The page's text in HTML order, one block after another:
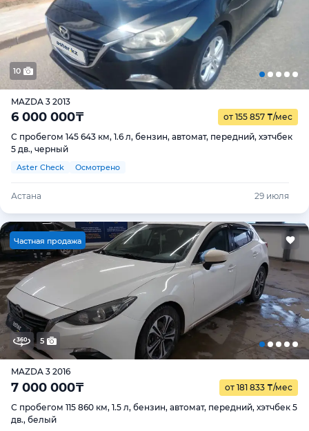
10
MAZDA 3 2013
6 000 000₸ от 155 857 ₸/мес
С пробегом 145 643 км, 1.6 л, бензин, автомат, передний, хэтчбек
5 дв., черный
Aster Check Осмотрено
Астана 29 июля
Частная продажа
5
MAZDA 3 2016
7 000 000₸ от 181 833 ₸/мес
С пробегом 115 860 км, 1.5 л, бензин, автомат, передний, хэтчбек 5
дв., белый